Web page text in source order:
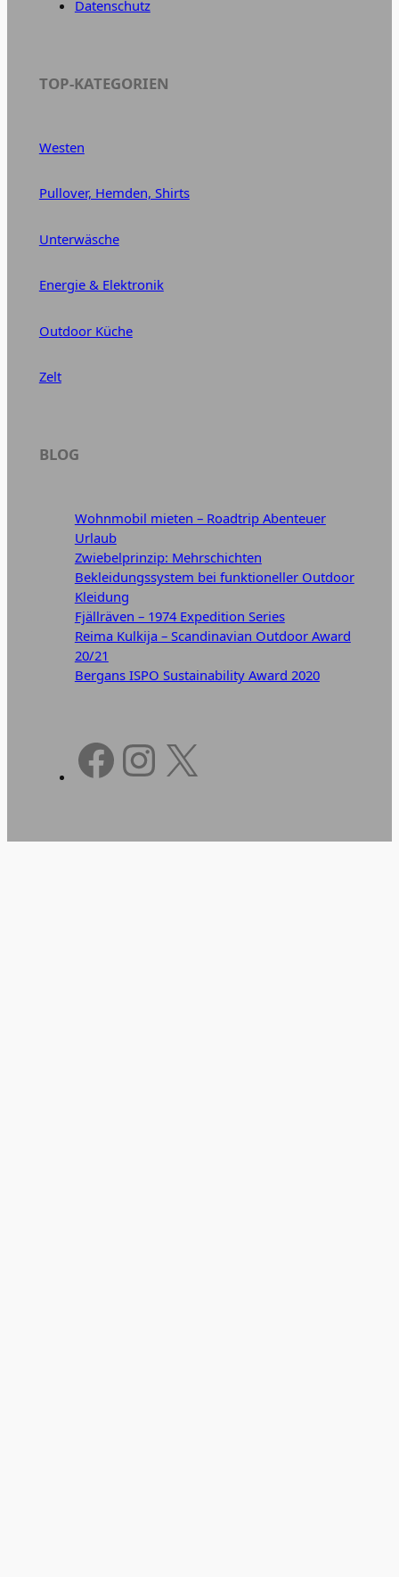
Datenschutz
TOP-KATEGORIEN
Westen
Pullover, Hemden, Shirts
Unterwäsche
Energie & Elektronik
Outdoor Küche
Zelt
BLOG
Wohnmobil mieten – Roadtrip Abenteuer
Urlaub
Zwiebelprinzip: Mehrschichten
Bekleidungssystem bei funktioneller Outdoor
Kleidung
Fjällräven – 1974 Expedition Series
Reima Kulkija – Scandinavian Outdoor Award
20/21
Bergans ISPO Sustainability Award 2020
Facebook
Instagram
X